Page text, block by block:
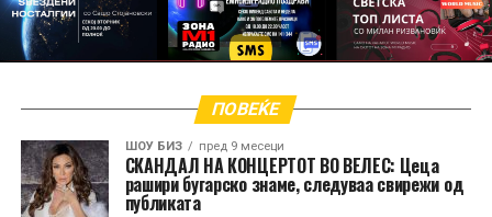
ПОВЕЌЕ
ШОУ БИЗ пред 9 месеци
СКАНДАЛ НА КОНЦЕРТОТ ВО ВЕЛЕС: Цеца
рашири бугарско знаме, следуваа свирежи од
публиката